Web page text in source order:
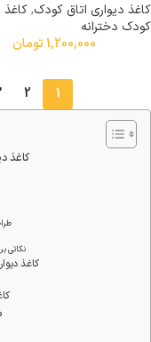
کاغذ دیواری اتاق کودک,کاغذ
کودک دخترانه
1,200,000تومان
1
2
کاغذ
نکاتی
کاغذ